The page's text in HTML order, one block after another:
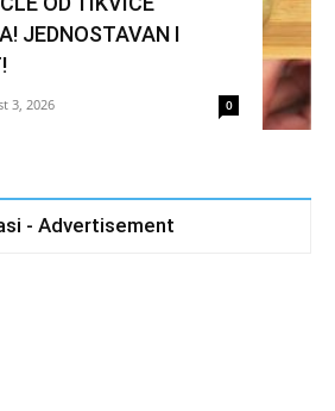
JEDNOSTAVAN I
3, 2026 0
- Advertisement